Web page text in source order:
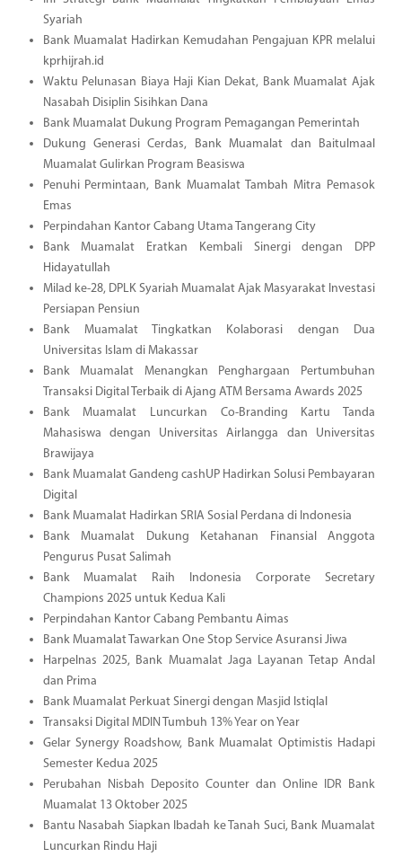
Syariah
Bank Muamalat Hadirkan Kemudahan Pengajuan KPR melalui
kprhijrah.id
Waktu Pelunasan Biaya Haji Kian Dekat, Bank Muamalat Ajak
Nasabah Disiplin Sisihkan Dana
Bank Muamalat Dukung Program Pemagangan Pemerintah
Dukung Generasi Cerdas, Bank Muamalat dan Baitulmaal
Muamalat Gulirkan Program Beasiswa
Penuhi Permintaan, Bank Muamalat Tambah Mitra Pemasok
Emas
Perpindahan Kantor Cabang Utama Tangerang City
Bank Muamalat Eratkan Kembali Sinergi dengan DPP
Hidayatullah
Milad ke-28, DPLK Syariah Muamalat Ajak Masyarakat Investasi
Persiapan Pensiun
Bank Muamalat Tingkatkan Kolaborasi dengan Dua
Universitas Islam di Makassar
Bank Muamalat Menangkan Penghargaan Pertumbuhan
Transaksi Digital Terbaik di Ajang ATM Bersama Awards 2025
Bank Muamalat Luncurkan Co-Branding Kartu Tanda
Mahasiswa dengan Universitas Airlangga dan Universitas
Brawijaya
Bank Muamalat Gandeng cashUP Hadirkan Solusi Pembayaran
Digital
Bank Muamalat Hadirkan SRIA Sosial Perdana di Indonesia
Bank Muamalat Dukung Ketahanan Finansial Anggota
Pengurus Pusat Salimah
Bank Muamalat Raih Indonesia Corporate Secretary
Champions 2025 untuk Kedua Kali
Perpindahan Kantor Cabang Pembantu Aimas
Bank Muamalat Tawarkan One Stop Service Asuransi Jiwa
Harpelnas 2025, Bank Muamalat Jaga Layanan Tetap Andal
dan Prima
Bank Muamalat Perkuat Sinergi dengan Masjid Istiqlal
Transaksi Digital MDIN Tumbuh 13% Year on Year
Gelar Synergy Roadshow, Bank Muamalat Optimistis Hadapi
Semester Kedua 2025
Perubahan Nisbah Deposito Counter dan Online IDR Bank
Muamalat 13 Oktober 2025
Bantu Nasabah Siapkan Ibadah ke Tanah Suci, Bank Muamalat
Luncurkan Rindu Haji